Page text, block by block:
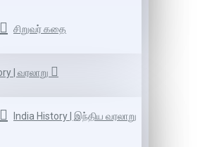
சிறுவர் கதை
| வரலாறு
India History | இந்திய வரலாறு